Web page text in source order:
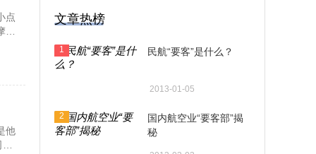
点
他
文章热榜
1 民航“要客”是什么？
2013-01-05
2
国内航空业“要客部”揭
秘